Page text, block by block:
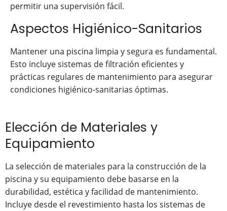
permitir una supervisión fácil.
Aspectos Higiénico-Sanitarios
Mantener una piscina limpia y segura es fundamental.
Esto incluye sistemas de filtración eficientes y
prácticas regulares de mantenimiento para asegurar
condiciones higiénico-sanitarias óptimas.
Elección de Materiales y
Equipamiento
La selección de materiales para la construcción de la
piscina y su equipamiento debe basarse en la
durabilidad, estética y facilidad de mantenimiento.
Incluye desde el revestimiento hasta los sistemas de